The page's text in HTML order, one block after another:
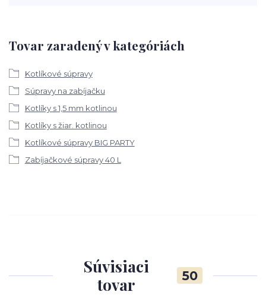
Tovar zaradený v kategóriách
Kotlíkové súpravy
Súpravy na zabíjačku
Kotlíky s 1,5 mm kotlinou
Kotlíky s žiar. kotlinou
Kotlíkové súpravy BIG PARTY
Zabíjačkové súpravy 40 L
Súvisiaci
tovar
50